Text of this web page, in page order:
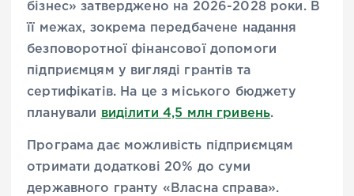
бізнес» затверджено на 2026-2028 роки. В
її межах, зокрема передбачене надання
безповоротної фінансової допомоги
підприємцям у вигляді грантів та
сертифікатів. На це з міського бюджету
планували виділити 4,5 млн гривень.
Програма дає можливість підприємцям
отримати додаткові 20% до суми
державного гранту «Власна справа».